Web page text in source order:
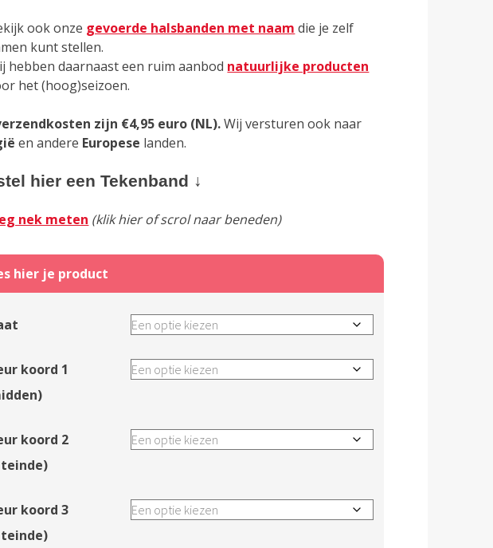
ook onze gevoerde halsbanden met naam die je zelf
kunt stellen.
hebben daarnaast een ruim aanbod natuurlijke producten
het (hoog)seizoen.
zijn €4,95 euro (NL).Wij versturen ook naar
en andere Europese landen.
hier een Tekenband ↓
nek meten (klik hier of scrol naar beneden)
koord 1
koord 2
koord 3